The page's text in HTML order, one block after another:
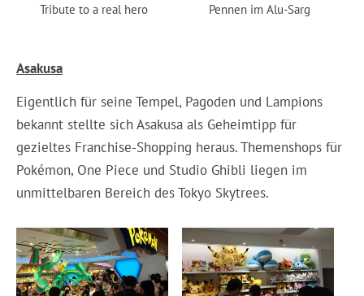
Tribute to a real hero Pennen im Alu-Sarg
Asakusa
Eigentlich für seine Tempel, Pagoden und Lampions
bekannt stellte sich Asakusa als Geheimtipp für
gezieltes Franchise-Shopping heraus. Themenshops für
Pokémon, One Piece und Studio Ghibli liegen im
unmittelbaren Bereich des Tokyo Skytrees.